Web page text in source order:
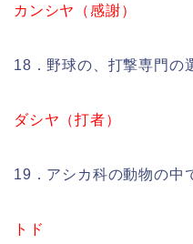
カンシヤ（感謝）
18．野球の、打撃専門の
ダシヤ（打者）
19．アシカ科の動物の中
トド